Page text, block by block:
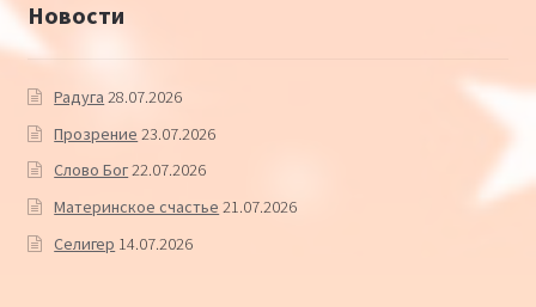
Новости
Радуга 28.07.2026
Прозрение 23.07.2026
Слово Бог22.07.2026
Материнское счастье 21.07.2026
Селигер 14.07.2026